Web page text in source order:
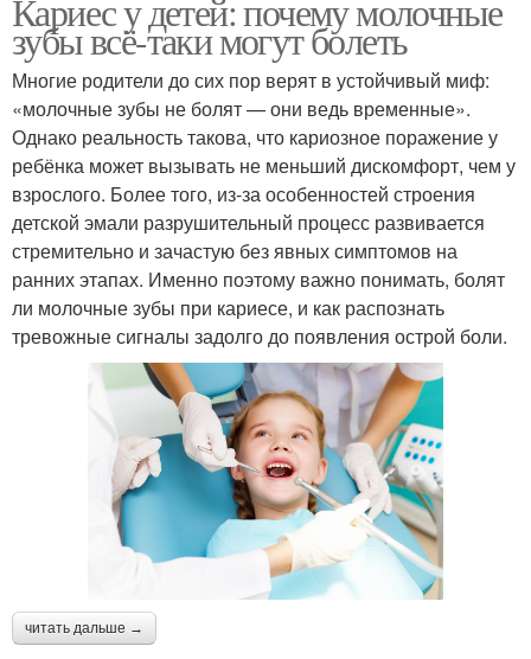
Кариес у детей: почему молочные
зубы всё-таки могут болеть
Многие родители до сих пор верят в устойчивый миф:
«молочные зубы не болят — они ведь временные».
Однако реальность такова, что кариозное поражение у
ребёнка может вызывать не меньший дискомфорт, чем у
взрослого. Более того, из-за особенностей строения
детской эмали разрушительный процесс развивается
стремительно и зачастую без явных симптомов на
ранних этапах. Именно поэтому важно понимать, болят
ли молочные зубы при кариесе, и как распознать
тревожные сигналы задолго до появления острой боли.
читать дальше →